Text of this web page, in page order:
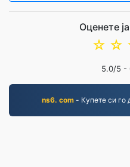
Оценете
☆
☆
5.0/5 -
ns6. com- Купете си го